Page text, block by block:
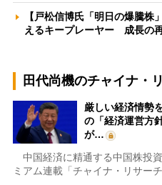
【戸松信博氏「明日の爆騰
えるキープレーヤー 成長の
田代尚機のチャイナ・
厳しい経済情勢
の「経済運営方
が…
中国経済に精通する中国株投
ミアム連載「チャイナ・リサー